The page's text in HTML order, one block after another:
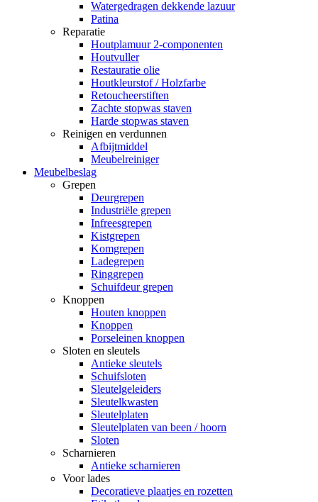
Watergedragen dekkende lazuur
Patina
Reparatie
Houtplamuur 2-componenten
Houtvuller
Restauratie olie
Houtkleurstof / Holzfarbe
Retoucheerstiften
Zachte stopwas staven
Harde stopwas staven
Reinigen en verdunnen
Afbijtmiddel
Meubelreiniger
Meubelbeslag
Grepen
Deurgrepen
Industriële grepen
Infreesgrepen
Kistgrepen
Komgrepen
Ladegrepen
Ringgrepen
Schuifdeur grepen
Knoppen
Houten knoppen
Knoppen
Porseleinen knoppen
Sloten en sleutels
Antieke sleutels
Schuifsloten
Sleutelgeleiders
Sleutelkwasten
Sleutelplaten
Sleutelplaten van been / hoorn
Sloten
Scharnieren
Antieke scharnieren
Voor lades
Decoratieve plaatjes en rozetten